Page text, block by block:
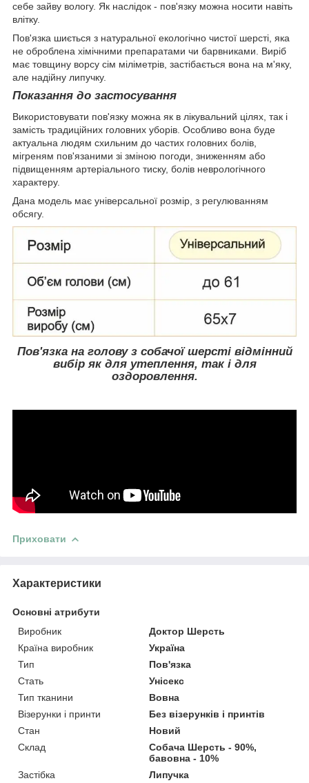
себе зайву вологу. Як наслідок - пов'язку можна носити навіть
влітку.
Пов'язка шиється з натуральної екологічно чистої шерсті, яка
не оброблена хімічними препаратами чи барвниками. Виріб
має товщину ворсу сім міліметрів, застібається вона на м'яку,
але надійну липучку.
Показання до застосування
Використовувати пов'язку можна як в лікувальний цілях, так і
замість традиційних головних уборів. Особливо вона буде
актуальна людям схильним до частих головних болів,
мігреням пов'язаними зі зміною погоди, зниженням або
підвищенням артеріального тиску, болів неврологічного
характеру.
Дана модель має універсальної розмір, з регулюванням
обсягу.
Пов'язка на голову з собачої шерсті відмінний
вибір як для утеплення, так і для
оздоровлення.
Приховати
Характеристики
Основні атрибути
Виробник
Доктор Шерсть
Країна виробник
Україна
Тип
Пов'язка
Стать
Унісекс
Тип тканини
Вовна
Візерунки і принти
Без візерунків і принтів
Стан
Новий
Склад
Собача Шерсть - 90%,
бавовна - 10%
Застібка
Липучка